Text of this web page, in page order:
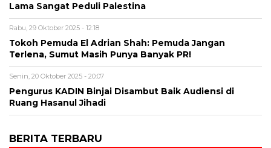
Lama Sangat Peduli Palestina
Rabu, 29 Oktober 2025 - 12:18
Tokoh Pemuda El Adrian Shah: Pemuda Jangan
Terlena, Sumut Masih Punya Banyak PR!
Senin, 20 Oktober 2025 - 20:07
Pengurus KADIN Binjai Disambut Baik Audiensi di
Ruang Hasanul Jihadi
BERITA TERBARU